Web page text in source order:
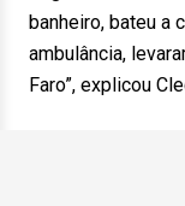
banheiro, bateu a
ambulância,
Faro”, explicou